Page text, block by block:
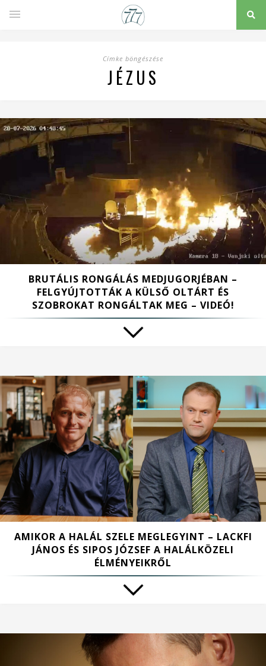
Címke böngészése
JÉZUS
BRUTÁLIS RONGÁLÁS MEDJUGORJÉBAN –
FELGYÚJTOTTÁK A KÜLSŐ OLTÁRT ÉS
SZOBROKAT RONGÁLTAK MEG – VIDEÓ!
AMIKOR A HALÁL SZELE MEGLEGYINT – LACKFI
JÁNOS ÉS SIPOS JÓZSEF A HALÁLKÖZELI
ÉLMÉNYEIKRŐL